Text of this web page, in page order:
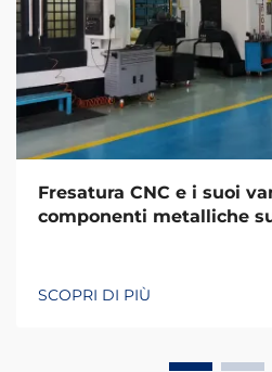
Fresatura CNC e i suoi
componenti metalliche
SCOPRI DI PIÙ